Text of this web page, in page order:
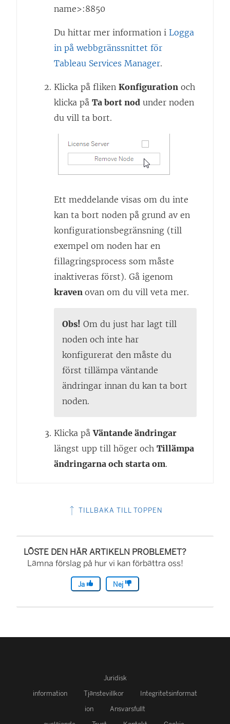
name>:8850
Du hittar mer information i Logga
in på webbgränssnittet för
Tableau Services Manager.
Klicka på fliken Konfiguration och
klicka på Ta bort nod under noden
du vill ta bort.
Ett meddelande visas om du inte
kan ta bort noden på grund av en
konfigurationsbegränsning (till
exempel om noden har en
fillagringsprocess som måste
inaktiveras först). Gå igenom
kraven ovan om du vill veta mer.
Obs! Om du just har lagt till
noden och inte har
konfigurerat den måste du
först tillämpa väntande
ändringar innan du kan ta bort
noden.
Klicka påVäntande ändringar
längst upp till höger och Tillämpa
ändringarna och starta om.
TILLBAKA TILL TOPPEN
LÖSTE DEN HÄR ARTIKELN PROBLEMET?
Lämna förslag på hur vi kan förbättra oss!
Ja Nej
Juridisk
information
Tjänstevillkor
Integritetsinformat
ion
Ansvarsfullt